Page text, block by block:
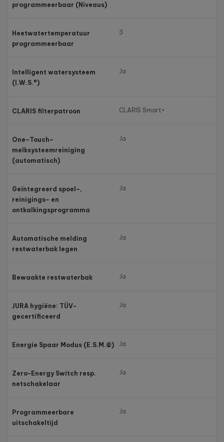
programmeerbaar (Niveaus)
Heetwatertemperatuur
programmeerbaar
3
Intelligent watersysteem
(I.W.S.®)
Ja
CLARIS filterpatroon CLARIS Smart+
One–Touch–
melksysteemreiniging
(automatisch)
Ja
Geïntegreerd spoel–,
reinigings– en
ontkalkingsprogramma
Ja
Automatische melding
restwaterbak legen
Ja
Bewaakte restwaterbak Ja
JURA hygiëne: TÜV-
gecertificeerd
Ja
Energie Spaar Modus (E.S.M.©) Ja
Zero-Energy Switch resp.
netschakelaar
Ja
Programmeerbare
uitschakeltijd
Ja